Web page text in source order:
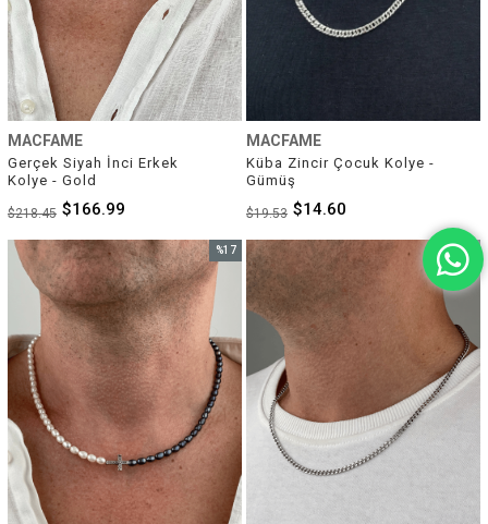
MACFAME
Gerçek Siyah İnci Erkek
Kolye - Gold
$166.99
$218.45
MACFAME
Küba Zincir Çocuk Kolye -
Gümüş
$14.60
$19.53
%17
İndirim
%17İndirim
%33
İndirim